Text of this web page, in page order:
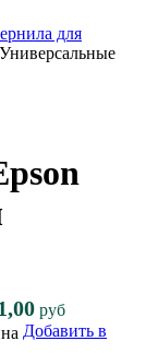
для
руб
Добавить в